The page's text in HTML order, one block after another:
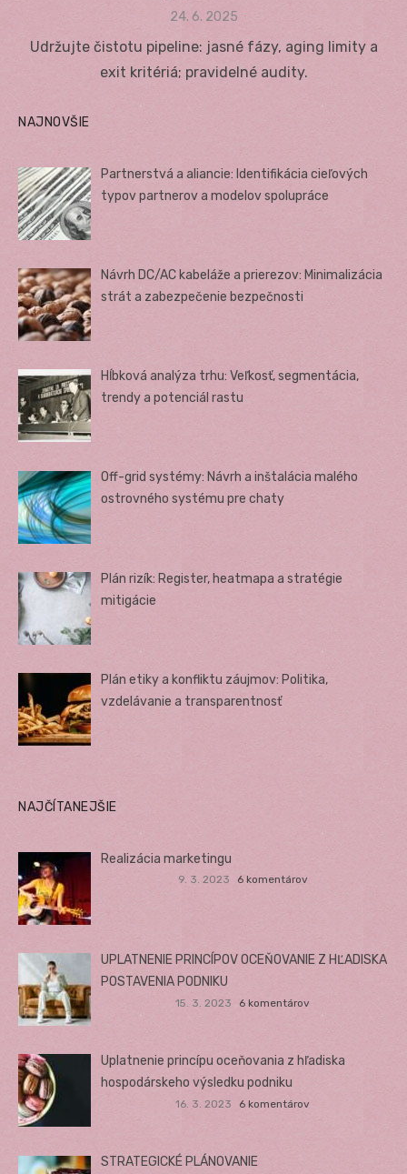
Posted
24. 6. 2025
Udržujte čistotu pipeline: jasné fázy, aging limity a
exit kritériá; pravidelné audity.
NAJNOVŠIE
Partnerstvá a aliancie: Identifikácia cieľových
typov partnerov a modelov spolupráce
Návrh DC/AC kabeláže a prierezov: Minimalizácia
strát a zabezpečenie bezpečnosti
Hĺbková analýza trhu: Veľkosť, segmentácia,
trendy a potenciál rastu
Off-grid systémy: Návrh a inštalácia malého
ostrovného systému pre chaty
Plán rizík: Register, heatmapa a stratégie
mitigácie
Plán etiky a konfliktu záujmov: Politika,
vzdelávanie a transparentnosť
NAJČÍTANEJŠIE
Realizácia marketingu
9. 3. 2023 6 komentárov
UPLATNENIE PRINCÍPOV OCEŇOVANIE Z HĽADISKA
POSTAVENIA PODNIKU
15. 3. 2023 6 komentárov
Uplatnenie princípu oceňovania z hľadiska
hospodárskeho výsledku podniku
16. 3. 2023 6 komentárov
STRATEGICKÉ PLÁNOVANIE